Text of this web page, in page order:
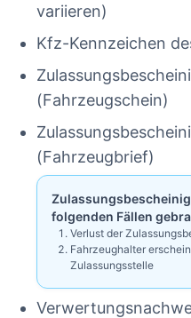
variieren)
Kfz-Kennzeichen
(Fahrzeugschein)
(Fahrzeugbrief)
folgenden Fällen
Verlust der
Fahrzeughalter
Zulassungsstelle